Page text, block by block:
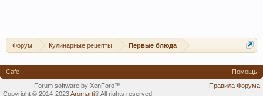
Форум Кулинарные рецепты Первые блюда
Cafe
Помощь
Правила Форума
Forum software by XenForo™
Copyright © 2014-2023Aromarti®All rights reserved